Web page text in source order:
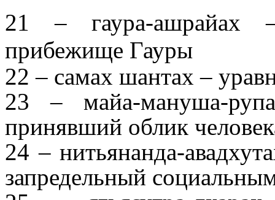
21 – гаура-ашрайах
прибежище Гауры
22 – самах шантах –
23 – майа-мануша-
принявший облик
24 – нитьянанда-
запредельный